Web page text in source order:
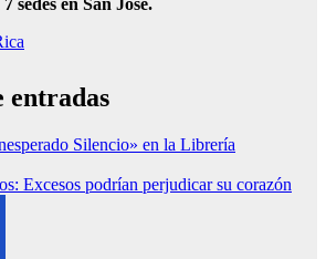
sedes en San José.
entradas
Silencio» en la Librería
Excesos podrían perjudicar su corazón